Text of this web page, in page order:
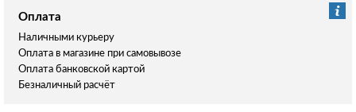
Оплата
Наличными курьеру
Оплата в магазине при самовывозе
Оплата банковской картой
Безналичный расчёт